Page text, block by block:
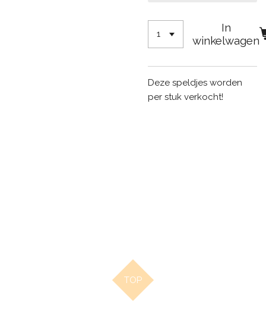
In
winkelwagen
Deze speldjes worden
per stuk verkocht!
TOP